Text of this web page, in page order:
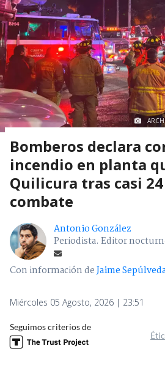
Bomberos declara
incendio en planta
Quilicura tras casi
combate
Antonio González
Periodista. Editor
Con información deJaime
Miércoles 05 Agosto, 2026 | 23:51
Seguimos criterios de